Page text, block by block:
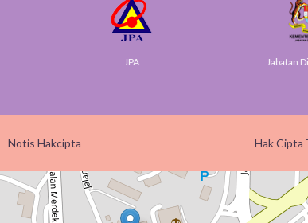
JPA Jabatan
Notis Hakcipta Hak Cipta